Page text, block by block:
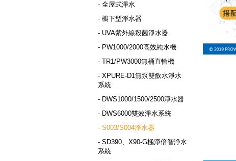
- 全屋式淨水
- 櫥下型淨水器
- UVA紫外線殺菌淨水器
- PW1000/2000高效純水機
- TR1/PW3000無桶直輸機
- XPURE-D1無泵雙飲水淨水
系統
- DWS1000/1500/2500淨水器
- DWS6000雙效淨水系統
- S003/S004淨水器
- SD390、X90-G極淨倍智浄水
系統